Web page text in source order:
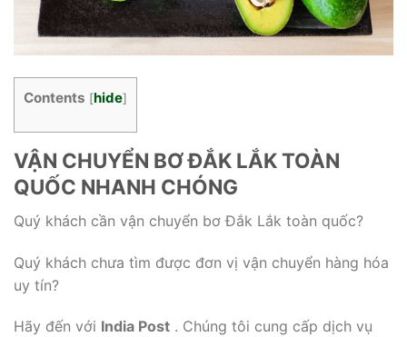
Contents [hide]
VẬN CHUYỂN BƠ ĐẮK LẮK TOÀN
QUỐC NHANH CHÓNG
Quý khách cần vận chuyển bơ Đắk Lắk toàn quốc?
Quý khách chưa tìm được đơn vị vận chuyển hàng hóa
uy tín?
Hãy đến với India Post . Chúng tôi cung cấp dịch vụ